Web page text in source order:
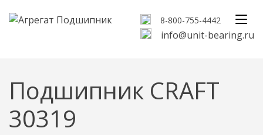
8-800-755-4442
info@unit-bearing.ru
Подшипник CRAFT
30319